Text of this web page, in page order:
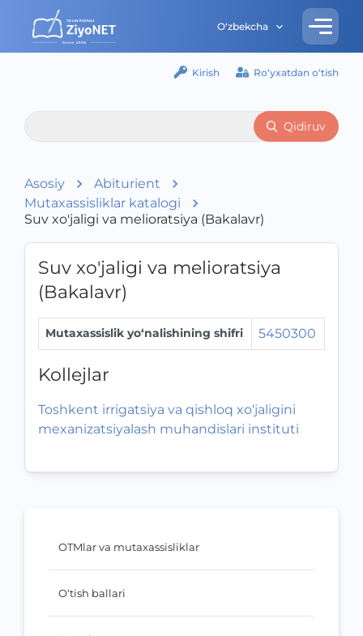
O‘zbekcha
Kirish Ro‘yxatdan o‘tish
Qidiruv
Asosiy
Abiturient
Mutaxassisliklar katalogi
Suv xo'jaligi va melioratsiya (Bakalavr)
OTMlar va mutaxassisliklar
O‘tish ballari
Suv xo'jaligi va melioratsiya
(Bakalavr)
Mutaxassislik yo‘nalishining shifri 5450300
Kollejlar
Toshkent irrigatsiya va qishloq xo‘jaligini
mexanizatsiyalash muhandislari instituti